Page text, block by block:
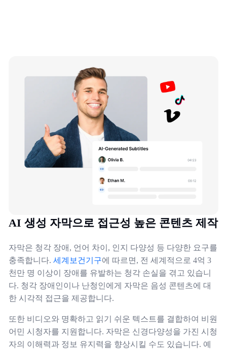
AI 생성 자막으로 접근성 높은 콘텐츠 제작
자막은 청각 장애, 언어 차이, 인지 다양성 등 다양한 요구를
충족합니다. 세계보건기구에 따르면, 전 세계적으로 4억 3
천만 명 이상이 장애를 유발하는 청각 손실을 겪고 있습니
다. 청각 장애인이나 난청인에게 자막은 음성 콘텐츠에 대
한 시각적 접근을 제공합니다.
또한 비디오와 명확하고 읽기 쉬운 텍스트를 결합하여 비원
어민 시청자를 지원합니다. 자막은 신경다양성을 가진 시청
자의 이해력과 정보 유지력을 향상시킬 수도 있습니다. 예